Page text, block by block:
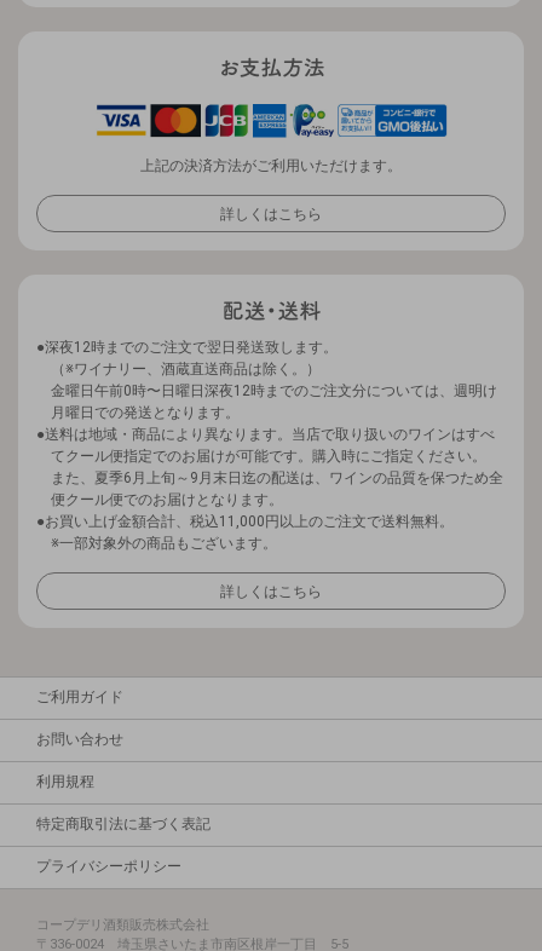
上記の決済方法がご利用いただけます。
詳しくはこちら
深夜12時までのご注文で翌日発送致します。
（※ワイナリー、酒蔵直送商品は除く。）
金曜日午前0時〜日曜日深夜12時までのご注文分については、週明け
月曜日での発送となります。
送料は地域・商品により異なります。当店で取り扱いのワインはすべ
てクール便指定でのお届けが可能です。購入時にご指定ください。
また、夏季6月上旬～9月末日迄の配送は、ワインの品質を保つため全
便クール便でのお届けとなります。
お買い上げ金額合計、税込11,000円以上のご注文で送料無料。
※一部対象外の商品もございます。
詳しくはこちら
ご利用ガイド
お問い合わせ
利用規程
特定商取引法に基づく表記
プライバシーポリシー
コープデリ酒類販売株式会社
〒336-0024 埼玉県さいたま市南区根岸一丁目 5-5